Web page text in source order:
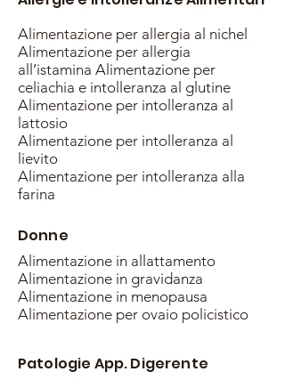
Alimentazione per allergia al nichel
Alimentazione per allergia
all’istamina Alimentazione per
celiachia e intolleranza al glutine
Alimentazione per intolleranza al
lattosio
Alimentazione per intolleranza al
lievito
Alimentazione per intolleranza alla
farina
Donne
Alimentazione in allattamento
Alimentazione in gravidanza
Alimentazione in menopausa
Alimentazione per ovaio policistico
Patologie App. Digerente